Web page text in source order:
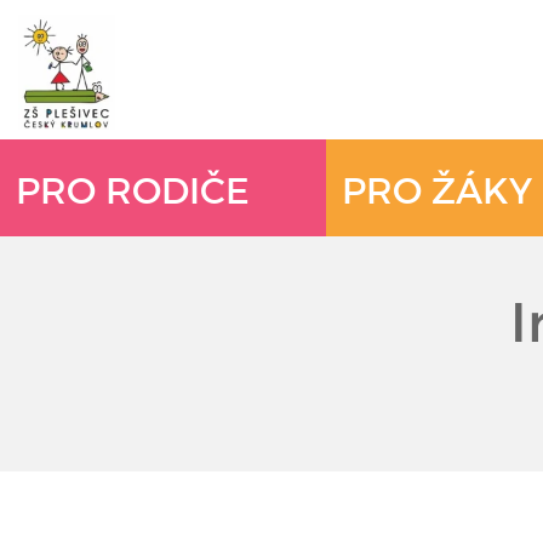
PRO RODIČE PRO ŽÁKY